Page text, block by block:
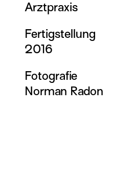
Arztpraxis
Fertigstellung
2016
Fotografie
Norman Radon